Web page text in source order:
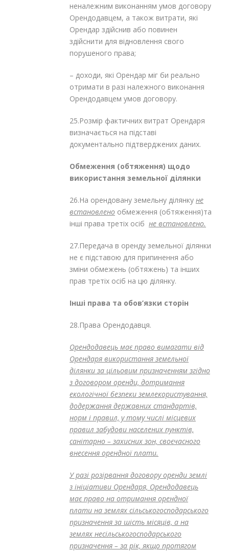
неналежним виконанням умов договору
Орендодавцем, а також витрати, які
Орендар здійснив або повинен
здійснити для відновлення свого
порушеного права;
– доходи, які Орендар міг би реально
отримати в разі належного виконання
Орендодавцем умов договору.
25.Розмір фактичних витрат Орендаря
визначається на підставі
документально підтверджених даних.
Обмеження (обтяження) щодо
використання земельної ділянки
26.На орендовану земельну ділянку не
встановлено обмеження (обтяження)та
інші права третіх осіб не встановлено.
27.Передача в оренду земельної ділянки
не є підставою для припинення або
зміни обмежень (обтяжень) та інших
прав третіх осіб на цю ділянку.
Інші права та обов’язки сторін
28.Права Орендодавця.
Орендодавець має право вимагати від
Орендаря використання земельної
ділянки за цільовим призначенням згідно
з договором оренди, дотримання
екологічної безпеки землекористування,
додержання державних стандартів,
норм і правил, у тому числі місцевих
правил забудови населених пунктів,
санітарно – захисних зон, своєчасного
внесення орендної плати.
У разі розірвання договору оренди землі
з ініціативи Орендаря, Орендодавець
має право на отримання орендної
плати на землях сільськогосподарського
призначення за шість місяців, а на
землях несільськогосподарського
призначення – за рік, якщо протягом